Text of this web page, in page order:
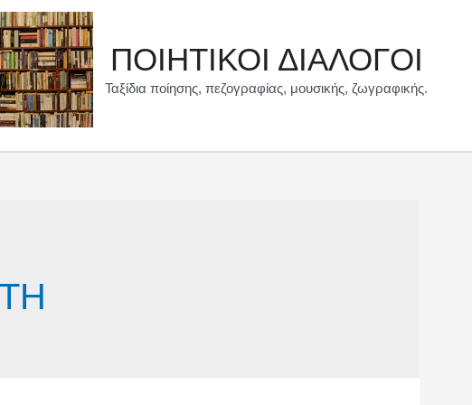
ΠΟΙΗΤΙΚΟΙ ΔΙΑΛΟΓΟΙ
Ταξίδια ποίησης, πεζογραφίας, μουσικής, ζωγραφικής.